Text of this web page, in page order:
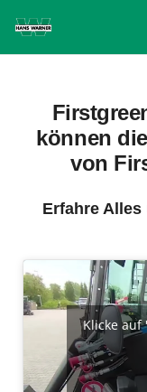
können
von
Erfahre Alles
Klicke auf